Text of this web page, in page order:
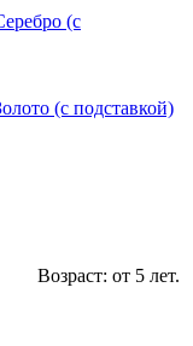
(с
(с подставкой)
Возраст: от 5 лет.